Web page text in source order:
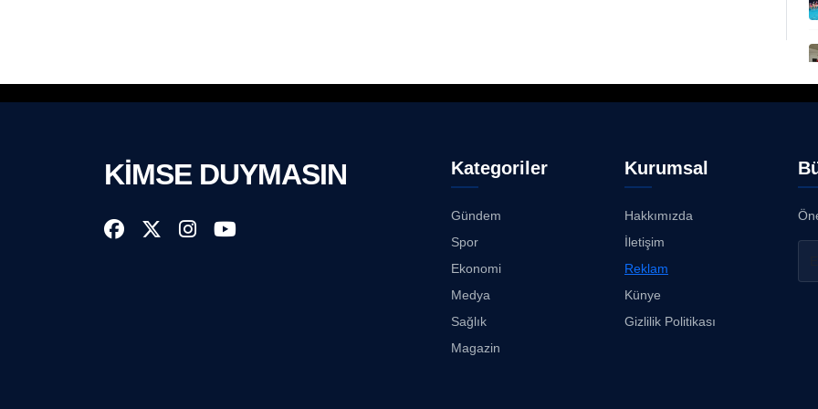
KİMSE DUYMASIN Kategoriler
Gündem
Spor
Ekonomi
Medya
Sağlık
Magazin
Kurumsal
Hakkımızda
İletişim
Reklam
Künye
Gizlilik Politikası